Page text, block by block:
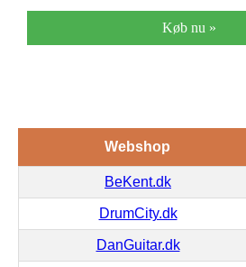
Køb nu »
Webshop
BeKent.dk
DrumCity.dk
DanGuitar.dk